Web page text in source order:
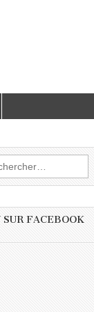
:
SUR FACEBOOK